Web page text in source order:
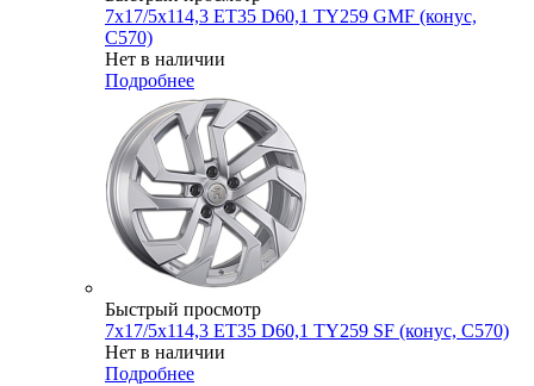
7x17/5x114,3 ET35 D60,1 TY259 GMF (конус,
C570)
Нет в наличии
Подробнее
Быстрый просмотр
7x17/5x114,3 ET35 D60,1 TY259 SF (конус, C570)
Нет в наличии
Подробнее